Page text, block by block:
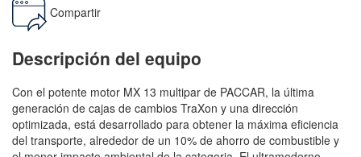
Compartir
Descripción del equipo
Con el potente motor MX 13 multipar de PACCAR, la última
generación de cajas de cambios TraXon y una dirección
optimizada, está desarrollado para obtener la máxima eficiencia
del transporte, alrededor de un 10% de ahorro de combustible y